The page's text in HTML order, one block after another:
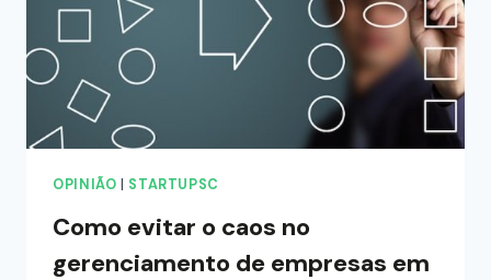
OPINIÃO STARTUPSC
Como evitar o caos no
gerenciamento de empresas em